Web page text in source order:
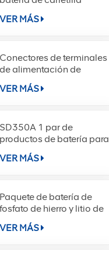
elevadora SE40A
VER MÁS
Conectores de terminales
de alimentación de
desconexión rápida
SD180A
VER MÁS
SD350A 1 par de
productos de batería para
montacargas DC Power
VER MÁS
Paquete de batería de
fosfato de hierro y litio de
celda de batería HN-L5
VER MÁS